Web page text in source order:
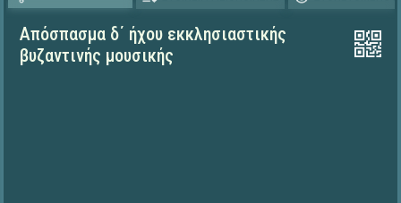
Απόσπασμα δ΄ ήχου εκκλησιαστικής
βυζαντινής μουσικής